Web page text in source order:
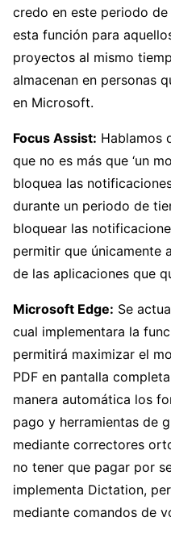
credo en este periodo
esta función para
proyectos al mismo
almacenan en personas
en Microsoft.
Focus Assist: Hablamos
que no es más que ‘un
bloquea las
durante un periodo de
bloquear las
permitir que únicamente
de las aplicaciones que
Microsoft Edge: Se
cual implementara la
permitirá maximizar el
PDF en pantalla
manera automática los
pago y herramientas de
mediante correctores
no tener que pagar por
implementa Dictation,
mediante comandos de